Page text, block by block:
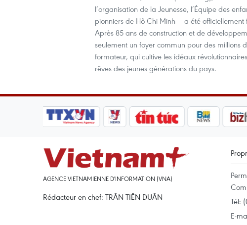
l’organisation de la Jeunesse, l’Équipe des
pionniers de Hô Chi Minh — a été officiellement
Après 85 ans de construction et de
seulement un foyer commun pour des millions
formateur, qui cultive les idéaux
rêves des jeunes générations du pays.
AGENCE VIETNAMIENNE D'INFORMATION (VNA)
Rédacteur en chef: TRÂN TIÊN DUÂN
Tél:
E-